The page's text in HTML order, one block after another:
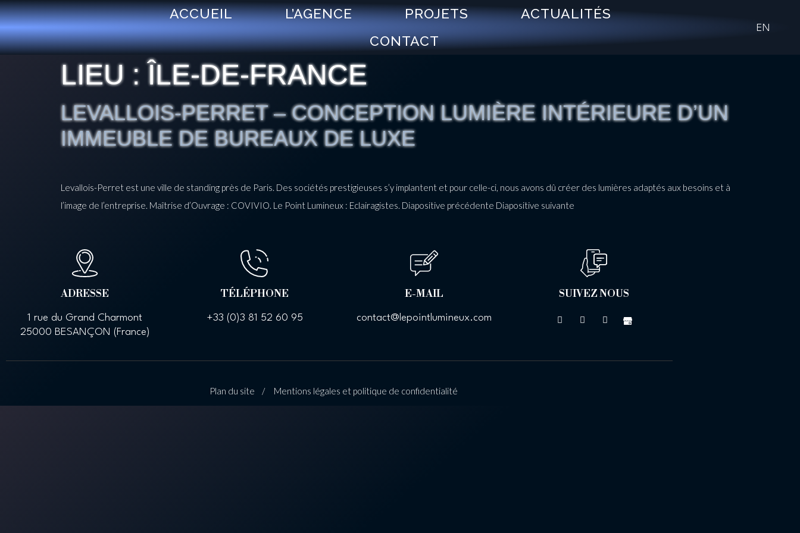
ACCUEIL L’AGENCE PROJETS
ACTUALITÉS
CONTACT
EN
LIEU :ÎLE-DE-FRANCE
LEVALLOIS-PERRET – CONCEPTION LUMIÈRE INTÉRIEURE D’UN
IMMEUBLE DE BUREAUX DE LUXE
Levallois-Perret est une ville de standing près de Paris. Des sociétés prestigieuses s’y implantent et pour celle-ci, nous avons dû créer des lumières adaptés aux besoins et à
l’image de l’entreprise. Maîtrise d’Ouvrage : COVIVIO. Le Point Lumineux : Eclairagistes. Diapositive précédente Diapositive suivante
ADRESSE
1 rue du Grand Charmont
25000 BESANÇON (France)
TÉLÉPHONE
+33 (0)3 81 52 60 95
E-MAIL
contact@lepointlumineux.com
SUIVEZ NOUS
Plan du site / Mentions légales et politique de confidentialité